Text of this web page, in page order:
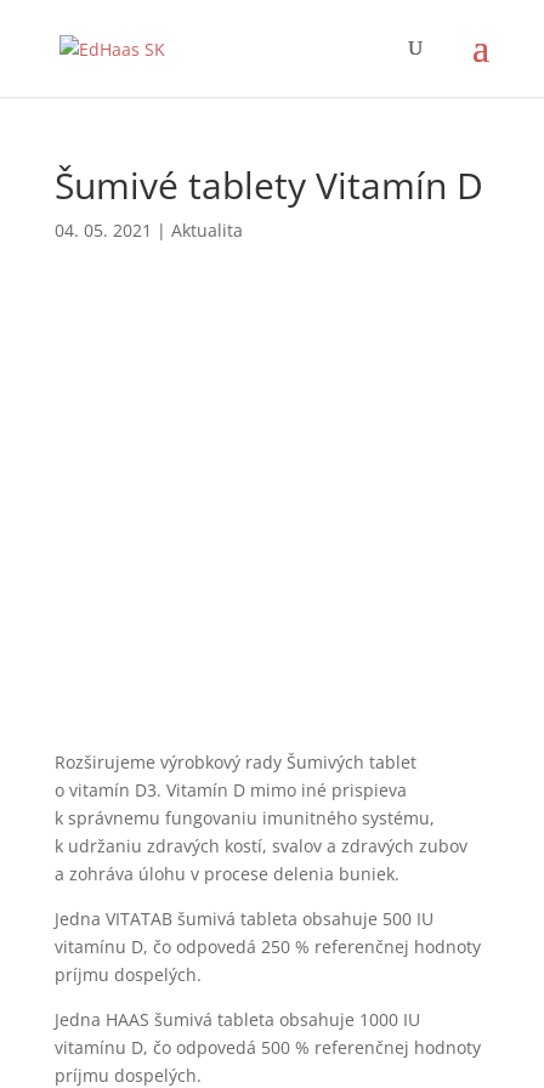
Šumivé tablety Vitamín D
04. 05. 2021 | Aktualita
Rozširujeme výrobkový rady Šumivých tablet
o vitamín D3. Vitamín D mimo iné prispieva
k správnemu fungovaniu imunitného systému,
k udržaniu zdravých kostí, svalov a zdravých zubov
a zohráva úlohu v procese delenia buniek.
Jedna VITATAB šumivá tableta obsahuje 500 IU
vitamínu D, čo odpovedá 250 % referenčnej hodnoty
príjmu dospelých.
Jedna HAAS šumivá tableta obsahuje 1000 IU
vitamínu D, čo odpovedá 500 % referenčnej hodnoty
príjmu dospelých.